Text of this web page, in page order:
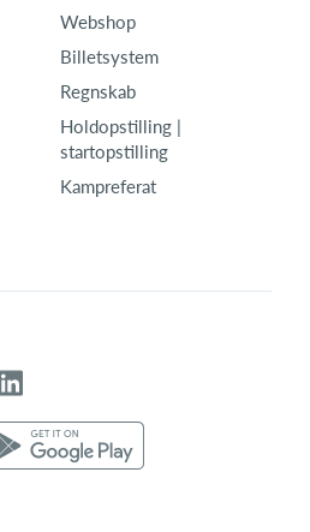
Webshop
Billetsystem
Regnskab
Holdopstilling |
startopstilling
Kampreferat